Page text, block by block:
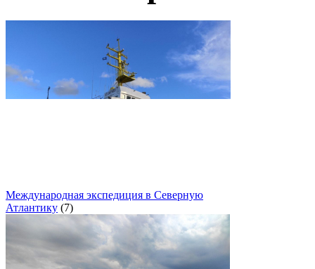
Международная экспедиция в Северную
Атлантику (7)